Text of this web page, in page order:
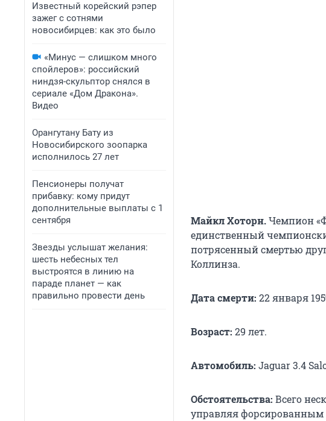
Известный корейский рэпер
зажег с сотнями
новосибирцев: как это было
«Минус — слишком много
спойлеров»: российский
ниндзя-скульптор снялся в
сериале «Дом Дракона».
Видео
Орангутану Бату из
Новосибирского зоопарка
исполнилось 27 лет
Пенсионеры получат
прибавку: кому придут
дополнительные выплаты с 1
сентября
Звезды услышат желания:
шесть небесных тел
выстроятся в линию на
параде планет — как
правильно провести день
Майкл Хоторн.Чемпион
единственный
потрясенный смертью
Коллинза.
Дата смерти: 22 января
Возраст: 29 лет.
Автомобиль: Jaguar 3.4
Обстоятельства: Всего
управляя форсированным